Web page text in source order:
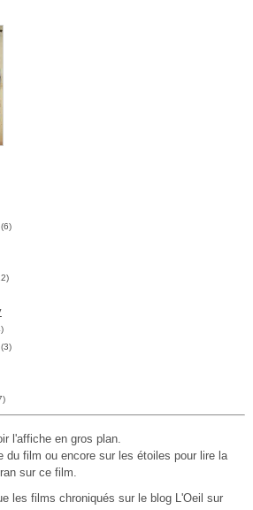
(6)
(3)
l'affiche en gros plan.
du film ou encore sur les étoiles pour lire la
sur ce film.
les films chroniqués sur le blog L'Oeil sur